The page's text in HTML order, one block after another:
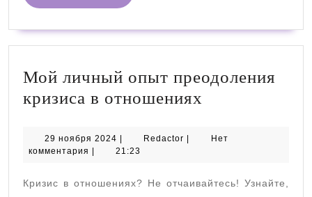
ДАЛЕЕ
Мой личный опыт преодоления
кризиса в отношениях
опыт
кризиса
29 ноября 2024 29
ноября
| Redactor Redactor
|
Нет
комментария | 21:23
Кризис в отношениях? Не отчаивайтесь! Узнайте,